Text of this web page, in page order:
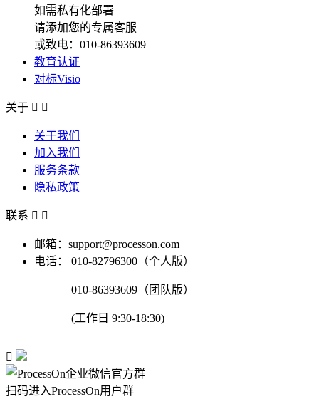
如需私有化部署
请添加您的专属客服
或致电：010-86393609
教育认证
对标Visio
关于  
关于我们
加入我们
服务条款
隐私政策
联系  
邮箱：support@processon.com
电话：
010-82796300（个人版）
010-86393609（团队版）
(工作日 9:30-18:30)

扫码进入ProcessOn用户群